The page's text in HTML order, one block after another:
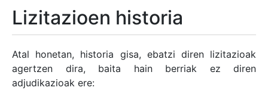
Erakutsi/Ezkutatu
Lizitazioen historia
Atal honetan, historia gisa, ebatzi diren lizitazioak
agertzen dira, baita hain berriak ez diren
adjudikazioak ere: